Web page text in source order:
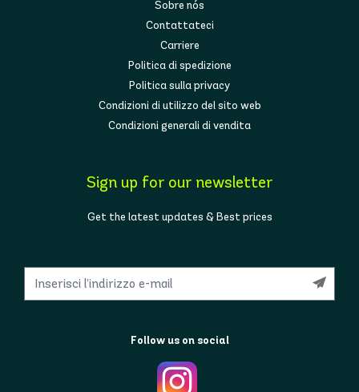
Sobre nós
Contattateci
Carriere
Politica di spedizione
Politica sulla privacy
Condizioni di utilizzo del sito web
Condizioni generali di vendita
Sign up for our newsletter
Get the latest updates & Best prices
Follow us on social